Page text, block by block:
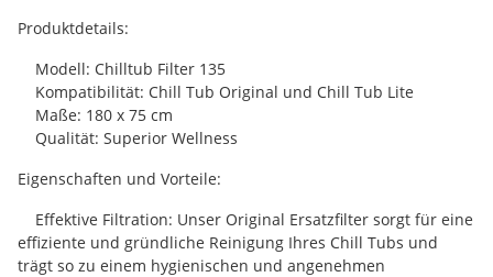
Produktdetails:
Modell: Chilltub Filter 135
Kompatibilität: Chill Tub Original und Chill Tub Lite
Maße: 180 x 75 cm
Qualität: Superior Wellness
Eigenschaften und Vorteile:
Effektive Filtration: Unser Original Ersatzfilter sorgt für eine
effiziente und gründliche Reinigung Ihres Chill Tubs und
trägt so zu einem hygienischen und angenehmen